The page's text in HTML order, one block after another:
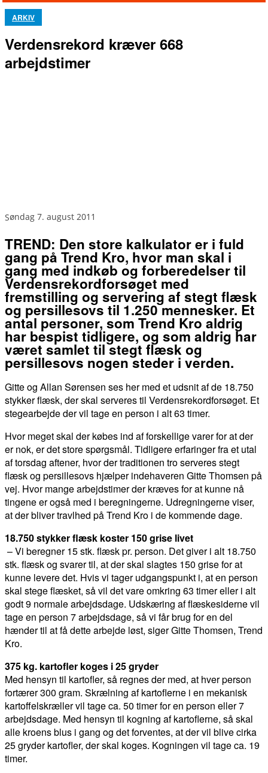
ARKIV
Verdensrekord kræver 668
arbejdstimer
søndag 7. august 2011
TREND: Den store kalkulator er i fuld
gang på Trend Kro, hvor man skal i
gang med indkøb og forberedelser til
Verdensrekordforsøget med
fremstilling og servering af stegt flæsk
og persillesovs til 1.250 mennesker. Et
antal personer, som Trend Kro aldrig
har bespist tidligere, og som aldrig har
været samlet til stegt flæsk og
persillesovs nogen steder i verden.
Gitte og Allan Sørensen ses her med et udsnit af de 18.750
stykker flæsk, der skal serveres til Verdensrekordforsøget. Et
stegearbejde der vil tage en person i alt 63 timer.
Hvor meget skal der købes ind af forskellige varer for at der
er nok, er det store spørgsmål. Tidligere erfaringer fra et utal
af torsdag aftener, hvor der traditionen tro serveres stegt
flæsk og persillesovs hjælper indehaveren Gitte Thomsen på
vej. Hvor mange arbejdstimer der kræves for at kunne nå
tingene er også med i beregningerne. Udregningerne viser,
at der bliver travlhed på Trend Kro i de kommende dage.
18.750 stykker flæsk koster 150 grise livet
– Vi beregner 15 stk. flæsk pr. person. Det giver i alt 18.750
stk. flæsk og svarer til, at der skal slagtes 150 grise for at
kunne levere det. Hvis vi tager udgangspunkt i, at en person
skal stege flæsket, så vil det vare omkring 63 timer eller i alt
godt 9 normale arbejdsdage. Udskæring af flæskesiderne vil
tage en person 7 arbejdsdage, så vi får brug for en del
hænder til at få dette arbejde løst, siger Gitte Thomsen, Trend
Kro.
375 kg. kartofler koges i 25 gryder
Med hensyn til kartofler, så regnes der med, at hver person
fortærer 300 gram. Skrælning af kartoflerne i en mekanisk
kartoffelskræller vil tage ca. 50 timer for en person eller 7
arbejdsdage. Med hensyn til kogning af kartoflerne, så skal
alle kroens blus i gang og det forventes, at der vil blive cirka
25 gryder kartofler, der skal koges. Kogningen vil tage ca. 19
timer.